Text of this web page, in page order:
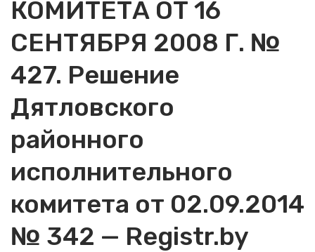
КОМИТЕТА ОТ 16
СЕНТЯБРЯ 2008 Г. №
427. Решение
Дятловского
районного
исполнительного
комитета от 02.09.2014
№ 342 — Registr.by